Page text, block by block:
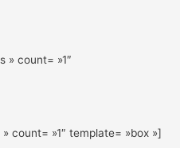
» count= »1″
count= »1″ template= »box »]